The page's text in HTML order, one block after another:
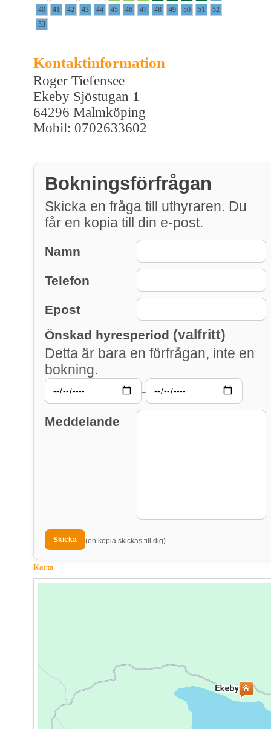
40 41 42 43 44 45 46 47 48 49 50 51
52
53
Kontaktinformation
Roger Tiefensee
Ekeby Sjöstugan 1
64296 Malmköping
Mobil: 0702633602
Bokningsförfrågan
Skicka en fråga till uthyraren. Du
får en kopia till din e-post.
Namn
Telefon
Epost
Önskad hyresperiod (valfritt)
Detta är bara en förfrågan, inte en
bokning.
–
Meddelande
(en kopia skickas till dig)
Karta